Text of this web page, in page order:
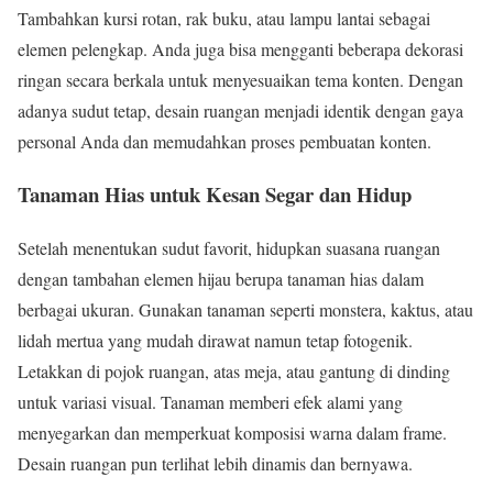
Tambahkan kursi rotan, rak buku, atau lampu lantai sebagai
elemen pelengkap. Anda juga bisa mengganti beberapa dekorasi
ringan secara berkala untuk menyesuaikan tema konten. Dengan
adanya sudut tetap, desain ruangan menjadi identik dengan gaya
personal Anda dan memudahkan proses pembuatan konten.
Tanaman Hias untuk Kesan Segar dan Hidup
Setelah menentukan sudut favorit, hidupkan suasana ruangan
dengan tambahan elemen hijau berupa tanaman hias dalam
berbagai ukuran. Gunakan tanaman seperti monstera, kaktus, atau
lidah mertua yang mudah dirawat namun tetap fotogenik.
Letakkan di pojok ruangan, atas meja, atau gantung di dinding
untuk variasi visual. Tanaman memberi efek alami yang
menyegarkan dan memperkuat komposisi warna dalam frame.
Desain ruangan pun terlihat lebih dinamis dan bernyawa.